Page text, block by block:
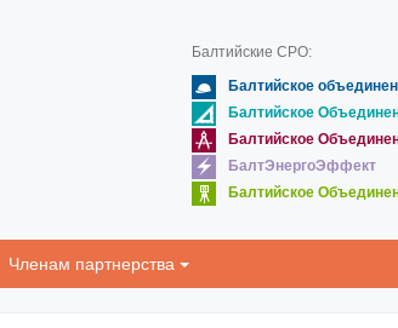
Балтийские СРО:
Балтийское
Балтийское
Балтийское
БалтЭнергоЭффект
Балтийское
Членам партнерства